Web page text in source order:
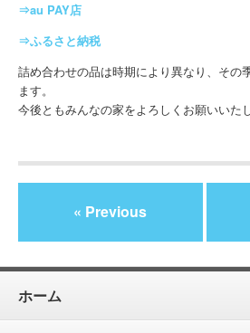
⇒au PAY店
⇒ふるさと納税
詰め合わせの品は時期により異なり、その
ます。
今後ともみんなの家をよろしくお願いいたし
« Previous
ホーム